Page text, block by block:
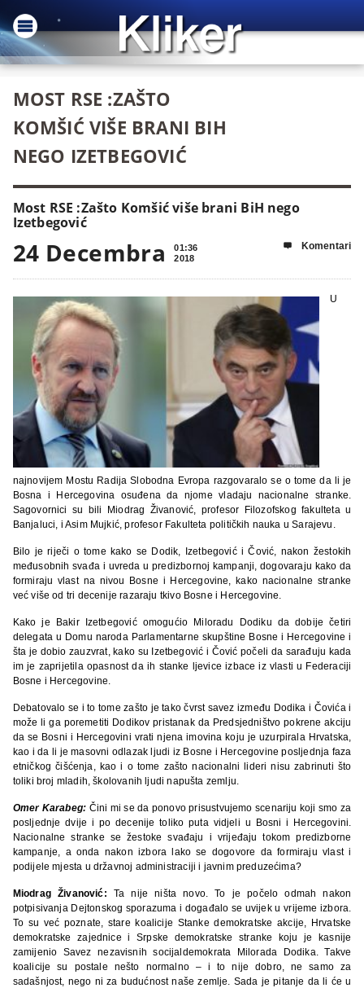
MOST RSE :ZAŠTO
KOMŠIĆ VIŠE BRANI BIH
NEGO IZETBEGOVIĆ
Most RSE :Zašto Komšić više brani BiH nego
Izetbegović
24 Decembra
01:36
2018
 Komentari
U
najnovijem Mostu Radija Slobodna Evropa razgovaralo se o tome da li je
Bosna i Hercegovina osuđena da njome vladaju nacionalne stranke.
Sagovornici su bili Miodrag Živanović, profesor Filozofskog fakulteta u
Banjaluci, i Asim Mujkić, profesor Fakulteta političkih nauka u Sarajevu.
Bilo je riječi o tome kako se Dodik, Izetbegović i Čović, nakon žestokih
međusobnih svađa i uvreda u predizbornoj kampanji, dogovaraju kako da
formiraju vlast na nivou Bosne i Hercegovine, kako nacionalne stranke
već više od tri decenije razaraju tkivo Bosne i Hercegovine.
Kako je Bakir Izetbegović omogućio Miloradu Dodiku da dobije četiri
delegata u Domu naroda Parlamentarne skupštine Bosne i Hercegovine i
šta je dobio zauzvrat, kako su Izetbegović i Čović počeli da sarađuju kada
im je zaprijetila opasnost da ih stanke ljevice izbace iz vlasti u Federaciji
Bosne i Hercegovine.
Debatovalo se i to tome zašto je tako čvrst savez između Dodika i Čovića i
može li ga poremetiti Dodikov pristanak da Predsjedništvo pokrene akciju
da se Bosni i Hercegovini vrati njena imovina koju je uzurpirala Hrvatska,
kao i da li je masovni odlazak ljudi iz Bosne i Hercegovine posljednja faza
etničkog čišćenja, kao i o tome zašto nacionalni lideri nisu zabrinuti što
toliki broj mladih, školovanih ljudi napušta zemlju.
Omer Karabeg: Čini mi se da ponovo prisustvujemo scenariju koji smo za
posljednje dvije i po decenije toliko puta vidjeli u Bosni i Hercegovini.
Nacionalne stranke se žestoke svađaju i vrijeđaju tokom predizborne
kampanje, a onda nakon izbora lako se dogovore da formiraju vlast i
podijele mjesta u državnoj administraciji i javnim preduzećima?
Miodrag Živanović: Ta nije ništa novo. To je počelo odmah nakon
potpisivanja Dejtonskog sporazuma i događalo se uvijek u vrijeme izbora.
To su već poznate, stare koalicije Stanke demokratske akcije, Hrvatske
demokratske zajednice i Srpske demokratske stranke koju je kasnije
zamijenio Savez nezavisnih socijaldemokrata Milorada Dodika. Takve
koalicije su postale nešto normalno – i to nije dobro, ne samo za
sadašnjost, nego ni za budućnost naše zemlje. Sada je pitanje da li će u